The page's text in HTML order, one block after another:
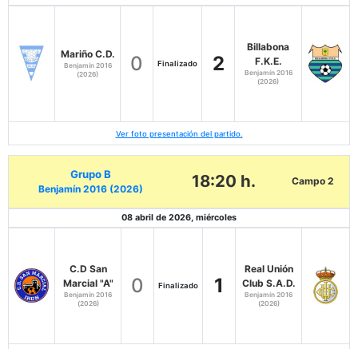
Mariño C.D.
Benjamín 2016
(2026)
0 Finalizado 2
Billabona
F.K.E.
Benjamín 2016
(2026)
Ver foto presentación del partido.
Grupo B
Benjamín 2016 (2026) 18:20 h. Campo 2
08 abril de 2026, miércoles
C.D San
Marcial "A"
Benjamín 2016
(2026)
0 Finalizado 1
Real Unión
Club S.A.D.
Benjamín 2016
(2026)